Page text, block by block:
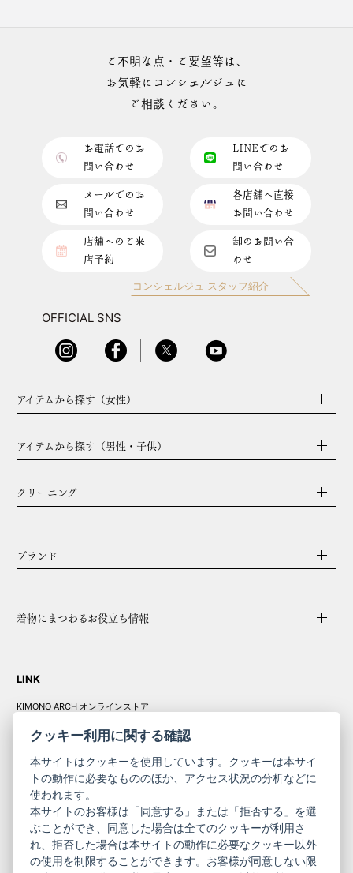
ご不明な点・ご要望等は、
お気軽にコンシェルジュに
ご相談ください。
お電話でのお
問い合わせ
LINEでのお
問い合わせ
メールでのお
問い合わせ
各店舗へ直接
お問い合わせ
店舗へのご来
店予約
卸のお問い合
わせ
コンシェルジュ スタッフ紹介
OFFICIAL SNS
アイテムから探す（女性）
アイテムから探す（男性・子供）
クリーニング
ブランド
着物にまつわるお役立ち情報
LINK
KIMONO ARCH オンラインストア
コーポレート
サイト
きものやまと振
袖
サイト
クッキー利用に関する確認
本サイトはクッキーを使用しています。クッキーは本サイ
トの動作に必要なもののほか、アクセス状況の分析などに
使われます。
本サイトのお客様は「同意する」または「拒否する」を選
ぶことができ、同意した場合は全てのクッキーが利用さ
れ、拒否した場合は本サイトの動作に必要なクッキー以外
の使用を制限することができます。お客様が同意しない限